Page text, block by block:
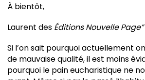
À bientôt,
Laurent des Éditions Nouvelle Page”
Si l’on sait pourquoi actuellement
de mauvaise qualité, il est moins
pourquoi le pain eucharistique ne